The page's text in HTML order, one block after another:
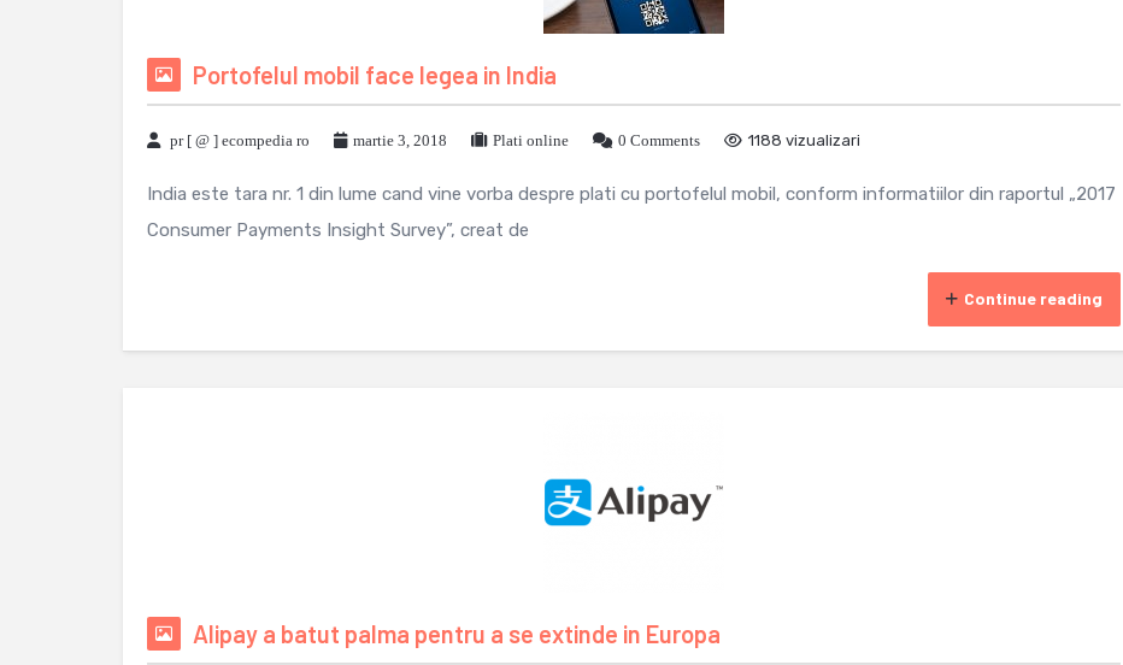
Portofelul mobil face legea in India
pr [ @ ] ecompedia ro martie 3, 2018 Plati online 0 Comments 1188 vizualizari
India este tara nr. 1 din lume cand vine vorba despre plati cu portofelul mobil, conform informatiilor din raportul „2017
Consumer Payments Insight Survey”, creat de
Continue reading
Alipay a batut palma pentru a se extinde in Europa